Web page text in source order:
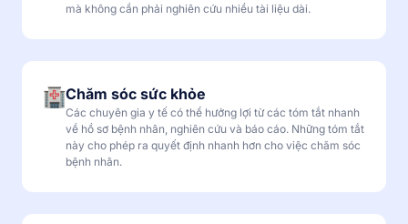
mà không cần phải nghiên cứu nhiều tài liệu dài.
Chăm sóc sức khỏe
Các chuyên gia y tế có thể hưởng lợi từ các tóm tắt nhanh
về hồ sơ bệnh nhân, nghiên cứu và báo cáo. Những tóm tắt
này cho phép ra quyết định nhanh hơn cho việc chăm sóc
bệnh nhân.